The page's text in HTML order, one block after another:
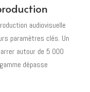
audiovisuelle
paramètres clés. Un
autour de 5 000
dépasse